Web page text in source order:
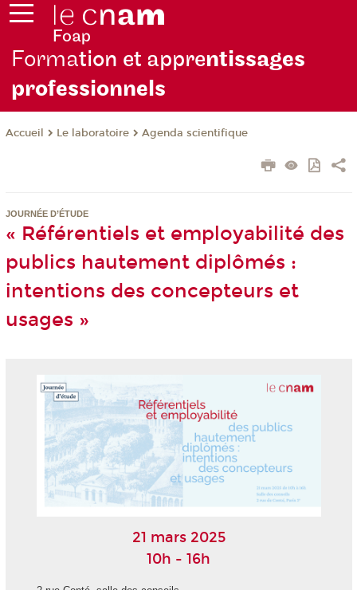
Formation et apprentissages
professionnels
Accueil Le laboratoire Agenda scientifique
JOURNÉE D’ÉTUDE
« Référentiels et employabilité des
publics hautement diplômés :
intentions des concepteurs et
usages »
21 mars 2025
10h - 16h